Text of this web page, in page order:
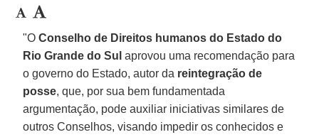
"O Conselho de Direitos humanos do Estado do
Rio Grande do Sul aprovou uma recomendação para
o governo do Estado, autor da reintegração de
posse, que, por sua bem fundamentada
argumentação, pode auxiliar iniciativas similares de
outros Conselhos, visando impedir os conhecidos e